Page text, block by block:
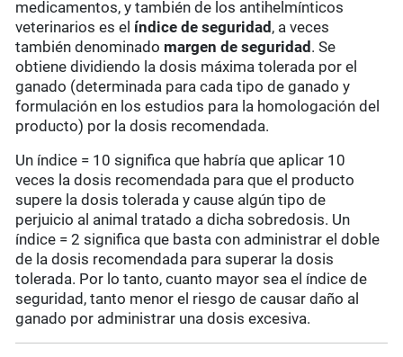
medicamentos, y también de los antihelmínticos
veterinarios es el índice de seguridad , a veces
también denominado margen de seguridad . Se
obtiene dividiendo la dosis máxima tolerada por el
ganado (determinada para cada tipo de ganado y
formulación en los estudios para la homologación del
producto) por la dosis recomendada.
Un índice = 10 significa que habría que aplicar 10
veces la dosis recomendada para que el producto
supere la dosis tolerada y cause algún tipo de
perjuicio al animal tratado a dicha sobredosis. Un
índice = 2 significa que basta con administrar el doble
de la dosis recomendada para superar la dosis
tolerada. Por lo tanto, cuanto mayor sea el índice de
seguridad, tanto menor el riesgo de causar daño al
ganado por administrar una dosis excesiva.